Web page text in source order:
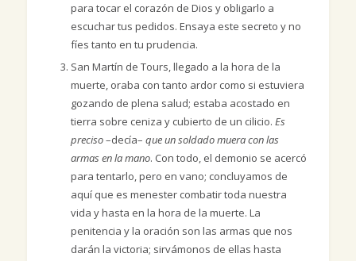
para tocar el corazón de Dios y obligarlo a
escuchar tus pedidos. Ensaya este secreto y no
fíes tanto en tu prudencia.
San Martín de Tours, llegado a la hora de la
muerte, oraba con tanto ardor como si estuviera
gozando de plena salud; estaba acostado en
tierra sobre ceniza y cubierto de un cilicio. Es
preciso–decía– que un soldado muera con las
armas en la mano. Con todo, el demonio se acercó
para tentarlo, pero en vano; concluyamos de
aquí que es menester combatir toda nuestra
vida y hasta en la hora de la muerte. La
penitencia y la oración son las armas que nos
darán la victoria; sirvámonos de ellas hasta